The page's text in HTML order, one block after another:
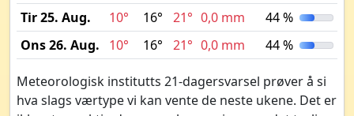
Tir 25. Aug.
10° 16° 21° 0,0 mm
44 %
Ons 26. Aug.
10° 16° 21° 0,0 mm 44 %
Meteorologisk institutts 21-dagersvarsel prøver å si
hva slags værtype vi kan vente de neste ukene. Det er